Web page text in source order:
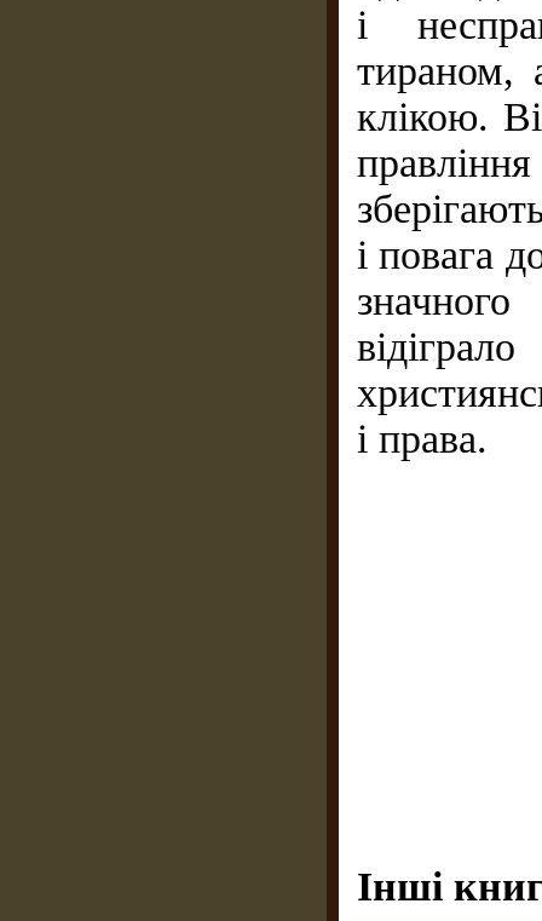
і
тираном,
клікою.
і повага
і права.
Інші